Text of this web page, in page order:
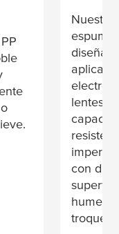
Nuestra
lentes.
con